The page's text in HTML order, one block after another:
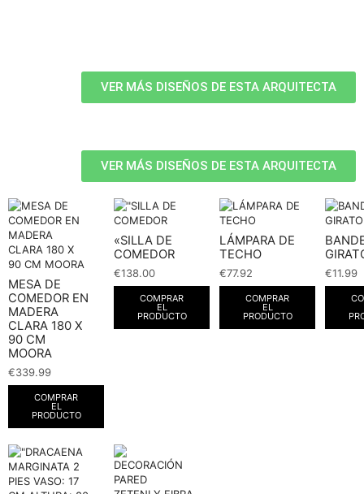
VER MÁS DISEÑOS DE ESTA ARQUITECTA
VER MÁS DISEÑOS DE ESTA ARQUITECTA
MESA DE
COMEDOR EN
MADERA
CLARA 180 X
90 CM
MOORA
€339.99
COMPRAR
EL
PRODUCTO
«SILLA DE
COMEDOR
€138.00
COMPRAR
EL
PRODUCTO
LÁMPARA DE
TECHO
€77.92
COMPRAR
EL
PRODUCTO
€11.99